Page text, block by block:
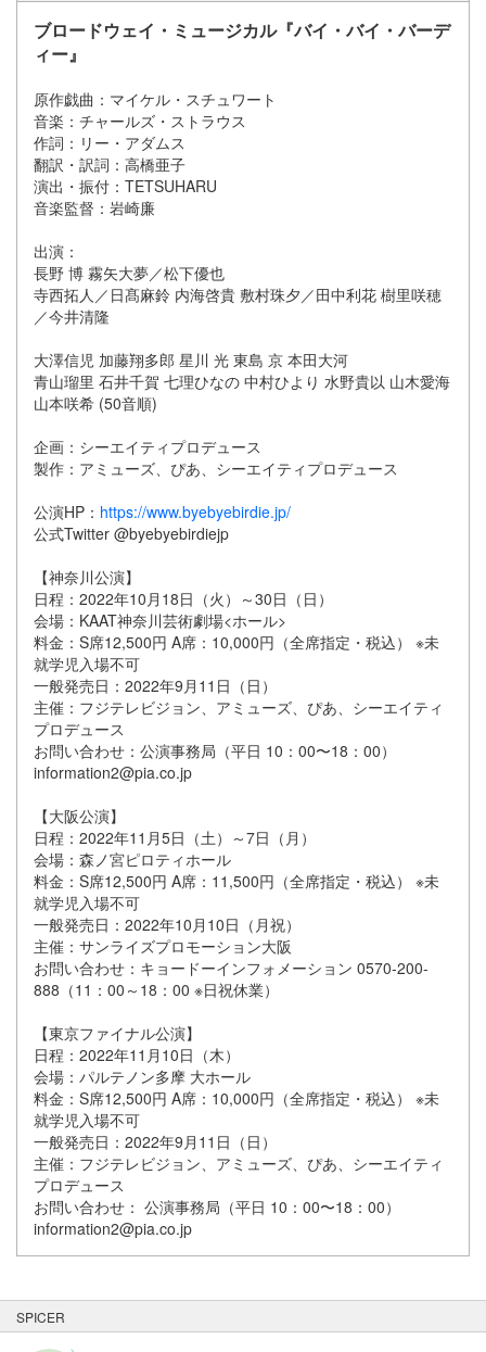
ブロードウェイ・ミュージカル『バイ・バイ・バーデ
ィー』
原作戯曲：マイケル・スチュワート
音楽：チャールズ・ストラウス
作詞：リー・アダムス
翻訳・訳詞：高橋亜子
演出・振付：TETSUHARU
音楽監督：岩崎廉
出演：
長野 博 霧矢大夢／松下優也
寺西拓人／日髙麻鈴 内海啓貴 敷村珠夕／田中利花 樹里咲穂
／今井清隆
大澤信児 加藤翔多郎 星川 光 東島 京 本田大河
青山瑠里 石井千賀 七理ひなの 中村ひより 水野貴以 山木愛海
山本咲希 (50音順)
企画：シーエイティプロデュース
製作：アミューズ、ぴあ、シーエイティプロデュース
公演HP： https://www.byebyebirdie.jp/
公式Twitter @byebyebirdiejp
【神奈川公演】
日程：2022年10月18日（火）～30日（日）
会場：KAAT神奈川芸術劇場<ホール>
料金：S席12,500円 A席：10,000円（全席指定・税込） ※未
就学児入場不可
一般発売日：2022年9月11日（日）
主催：フジテレビジョン、アミューズ、ぴあ、シーエイティ
プロデュース
お問い合わせ：公演事務局（平日 10：00〜18：00）
information2@pia.co.jp
【大阪公演】
日程：2022年11月5日（土）～7日（月）
会場：森ノ宮ピロティホール
料金：S席12,500円 A席：11,500円（全席指定・税込） ※未
就学児入場不可
一般発売日：2022年10月10日（月祝）
主催：サンライズプロモーション大阪
お問い合わせ：キョードーインフォメーション 0570-200-
888（11：00～18：00 ※日祝休業）
【東京ファイナル公演】
日程：2022年11月10日（木）
会場：パルテノン多摩 大ホール
料金：S席12,500円 A席：10,000円（全席指定・税込） ※未
就学児入場不可
一般発売日：2022年9月11日（日）
主催：フジテレビジョン、アミューズ、ぴあ、シーエイティ
プロデュース
お問い合わせ： 公演事務局（平日 10：00〜18：00）
information2@pia.co.jp
SPICER